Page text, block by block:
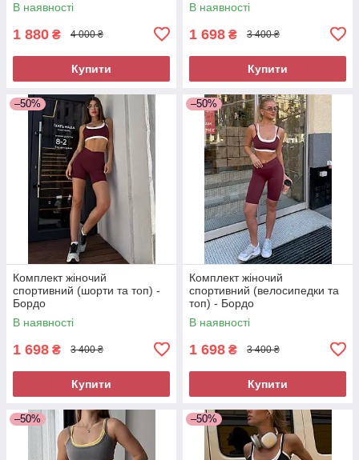
В наявності
1 880 ₴ 4 000 ₴
Купити
В наявності
1 698 ₴ 3 400 ₴
Купити
–50%
Комплект жіночий
спортивний (шорти та топ) -
Бордо
В наявності
1 698 ₴ 3 400 ₴
Купити
–50%
Комплект жіночий
спортивний (велосипедки та
топ) - Бордо
В наявності
1 698 ₴ 3 400 ₴
Купити
–50% –50%